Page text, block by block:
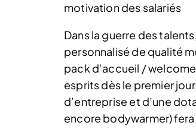
motivation des salariés
Dans la guerre des
personnalisé de qualité
pack d’accueil /
esprits dès le premier
d’entreprise et d’une
encore bodywarmer)